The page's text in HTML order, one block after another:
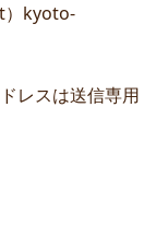
）kyoto-
レスは送信専用